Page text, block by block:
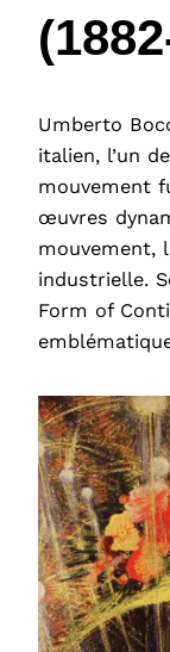
Umberto
italien, l’un
mouvement
œuvres
mouvement,
industrielle.
Form of